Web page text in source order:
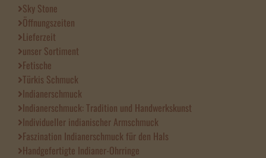
Sky Stone
Öffnungszeiten
Lieferzeit
unser Sortiment
Fetische
Türkis Schmuck
Indianerschmuck
Indianerschmuck: Tradition und Handwerkskunst
Individueller indianischer Armschmuck
Faszination Indianerschmuck für den Hals
Handgefertigte Indianer-Ohrringe